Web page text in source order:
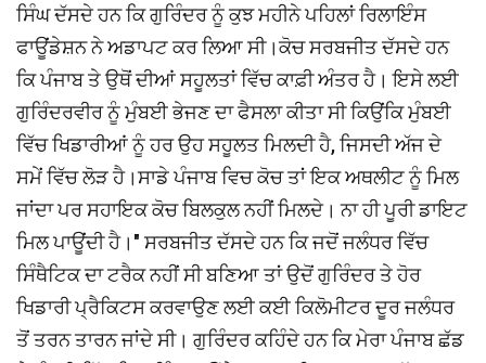
ਸਿੰਘ ਦੱਸਦੇ ਹਨ ਕਿ ਗੁਰਿੰਦਰ ਨੂੰ ਕੁਝ ਮਹੀਨੇ ਪਹਿਲਾਂ ਰਿਲਾਇੰਸ
ਫਾਊਂਡੇਸ਼ਨ ਨੇ ਅਡਾਪਟ ਕਰ ਲਿਆ ਸੀ।ਕੋਚ ਸਰਬਜੀਤ ਦੱਸਦੇ ਹਨ
ਕਿ ਪੰਜਾਬ ਤੇ ਉਥੋਂ ਦੀਆਂ ਸਹੂਲਤਾਂ ਵਿੱਚ ਕਾਫ਼ੀ ਅੰਤਰ ਹੈ। ਇਸੇ ਲਈ
ਗੁਰਿੰਦਰਵੀਰ ਨੂੰ ਮੁੰਬਈ ਭੇਜਣ ਦਾ ਫੈਸਲਾ ਕੀਤਾ ਸੀ ਕਿਉਂਕਿ ਮੁੰਬਈ
ਵਿੱਚ ਖਿਡਾਰੀਆਂ ਨੂੰ ਹਰ ਉਹ ਸਹੂਲਤ ਮਿਲਦੀ ਹੈ, ਜਿਸਦੀ ਅੱਜ ਦੇ
ਸਮੇਂ ਵਿੱਚ ਲੋੜ ਹੈ।ਸਾਡੇ ਪੰਜਾਬ ਵਿਚ ਕੋਚ ਤਾਂ ਇਕ ਅਥਲੀਟ ਨੂੰ ਮਿਲ
ਜਾਂਦਾ ਪਰ ਸਹਾਇਕ ਕੋਚ ਬਿਲਕੁਲ ਨਹੀਂ ਮਿਲਦੇ। ਨਾ ਹੀ ਪੂਰੀ ਡਾਇਟ
ਮਿਲ ਪਾਊਂਦੀ ਹੈ।" ਸਰਬਜੀਤ ਦੱਸਦੇ ਹਨ ਕਿ ਜਦੋਂ ਜਲੰਧਰ ਵਿੱਚ
ਸਿੰਥੈਟਿਕ ਦਾ ਟਰੈਕ ਨਹੀਂ ਸੀ ਬਣਿਆ ਤਾਂ ਉਦੋਂ ਗੁਰਿੰਦਰ ਤੇ ਹੋਰ
ਖਿਡਾਰੀ ਪ੍ਰੈਕਿਟਸ ਕਰਵਾਉਣ ਲਈ ਕਈ ਕਿਲੋਮੀਟਰ ਦੂਰ ਜਲੰਧਰ
ਤੋਂ ਤਰਨ ਤਾਰਨ ਜਾਂਦੇ ਸੀ। ਗੁਰਿੰਦਰ ਕਹਿੰਦੇ ਹਨ ਕਿ ਮੇਰਾ ਪੰਜਾਬ ਛੱਡ